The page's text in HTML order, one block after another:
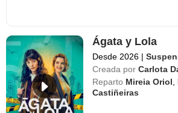
Ágata y Lola
Desde 2026 |
Creada por Carlota
Reparto Mireia Oriol,
Castiñeiras